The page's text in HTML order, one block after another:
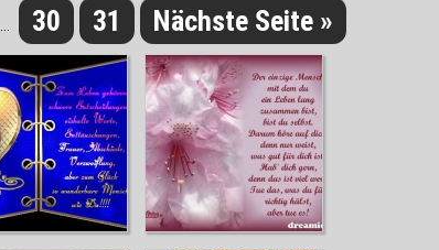
30 31 Nächste Seite »